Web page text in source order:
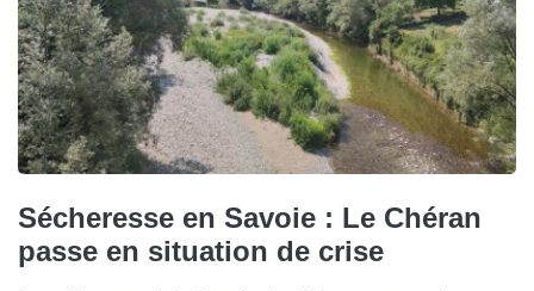
Sécheresse en Savoie : Le Chéran
passe en situation de crise